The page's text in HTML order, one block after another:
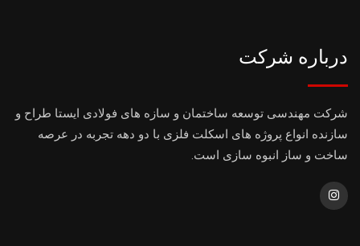
درباره شرکت
شرکت مهندسی توسعه ساختمان و سازه های فولادی ایستا طراح و
سازنده انواع پروژه های اسکلت فلزی با دو دهه تجربه در عرصه
ساخت و ساز انبوه سازی است.